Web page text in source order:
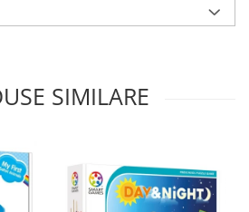
SIMILARE